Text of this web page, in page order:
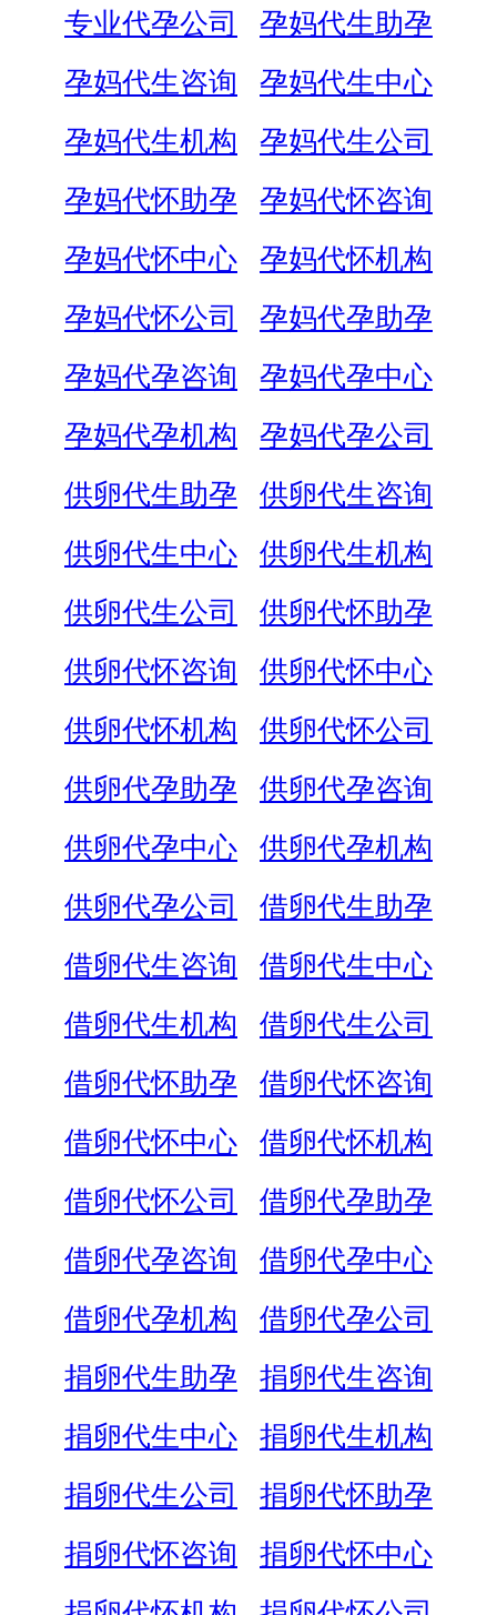
专业代孕公司
孕妈代生助孕
孕妈代生咨询
孕妈代生中心
孕妈代生机构
孕妈代生公司
孕妈代怀助孕
孕妈代怀咨询
孕妈代怀中心
孕妈代怀机构
孕妈代怀公司
孕妈代孕助孕
孕妈代孕咨询
孕妈代孕中心
孕妈代孕机构
孕妈代孕公司
供卵代生助孕
供卵代生咨询
供卵代生中心
供卵代生机构
供卵代生公司
供卵代怀助孕
供卵代怀咨询
供卵代怀中心
供卵代怀机构
供卵代怀公司
供卵代孕助孕
供卵代孕咨询
供卵代孕中心
供卵代孕机构
供卵代孕公司
借卵代生助孕
借卵代生咨询
借卵代生中心
借卵代生机构
借卵代生公司
借卵代怀助孕
借卵代怀咨询
借卵代怀中心
借卵代怀机构
借卵代怀公司
借卵代孕助孕
借卵代孕咨询
借卵代孕中心
借卵代孕机构
借卵代孕公司
捐卵代生助孕
捐卵代生咨询
捐卵代生中心
捐卵代生机构
捐卵代生公司
捐卵代怀助孕
捐卵代怀咨询
捐卵代怀中心